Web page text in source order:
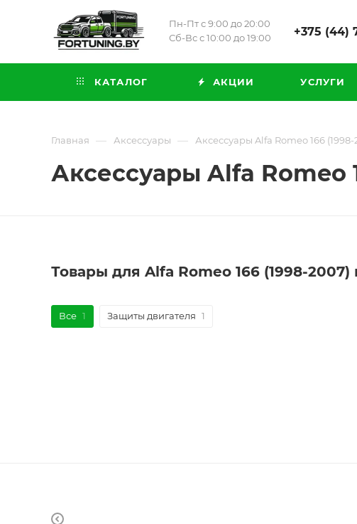
Пн-Пт с 9:00 до 20:00
Сб-Вс с 10:00 до 19:00
+375 (44)
КАТАЛОГ АКЦИИ УСЛУГИ
Главная — Аксессуары — Аксессуары Alfa Romeo 166 (1998-
Аксессуары Alfa Romeo
Товары для Alfa Romeo 166 (1998-
Все 1 Защиты двигателя 1